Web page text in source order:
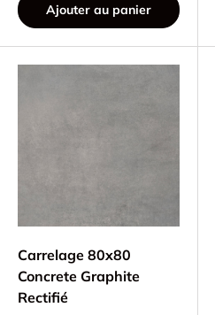
Ajouter au panier
Carrelage 80x80
Concrete Graphite
Rectifié